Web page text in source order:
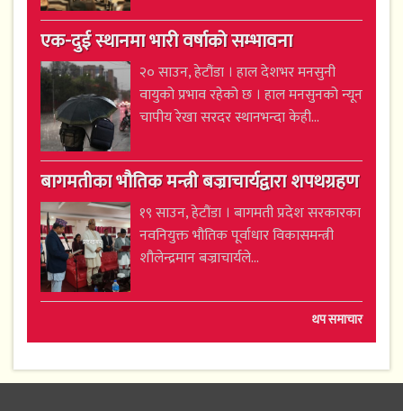
एक-दुई स्थानमा भारी वर्षाको सम्भावना
२० साउन, हेटौंडा । हाल देशभर मनसुनी
वायुको प्रभाव रहेको छ । हाल मनसुनको न्यून
चापीय रेखा सरदर स्थानभन्दा केही...
बागमतीका भौतिक मन्त्री बज्राचार्यद्वारा शपथग्रहण
१९ साउन, हेटौंडा । बागमती प्रदेश सरकारका
नवनियुक्त भौतिक पूर्वाधार विकासमन्त्री
शौलेन्द्रमान बज्राचार्यले...
थप समाचार